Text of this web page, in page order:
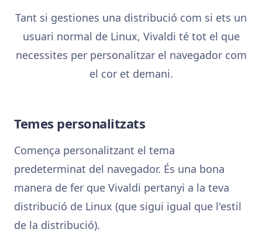
Tant si gestiones una distribució com si ets un
usuari normal de Linux, Vivaldi té tot el que
necessites per personalitzar el navegador com
el cor et demani.
Temes personalitzats
Comença personalitzant el tema
predeterminat del navegador. És una bona
manera de fer que Vivaldi pertanyi a la teva
distribució de Linux (que sigui igual que l'estil
de la distribució).